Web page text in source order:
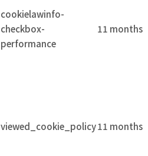
cookielawinfo-
checkbox-
performance
11 months
viewed_cookie_policy11 months